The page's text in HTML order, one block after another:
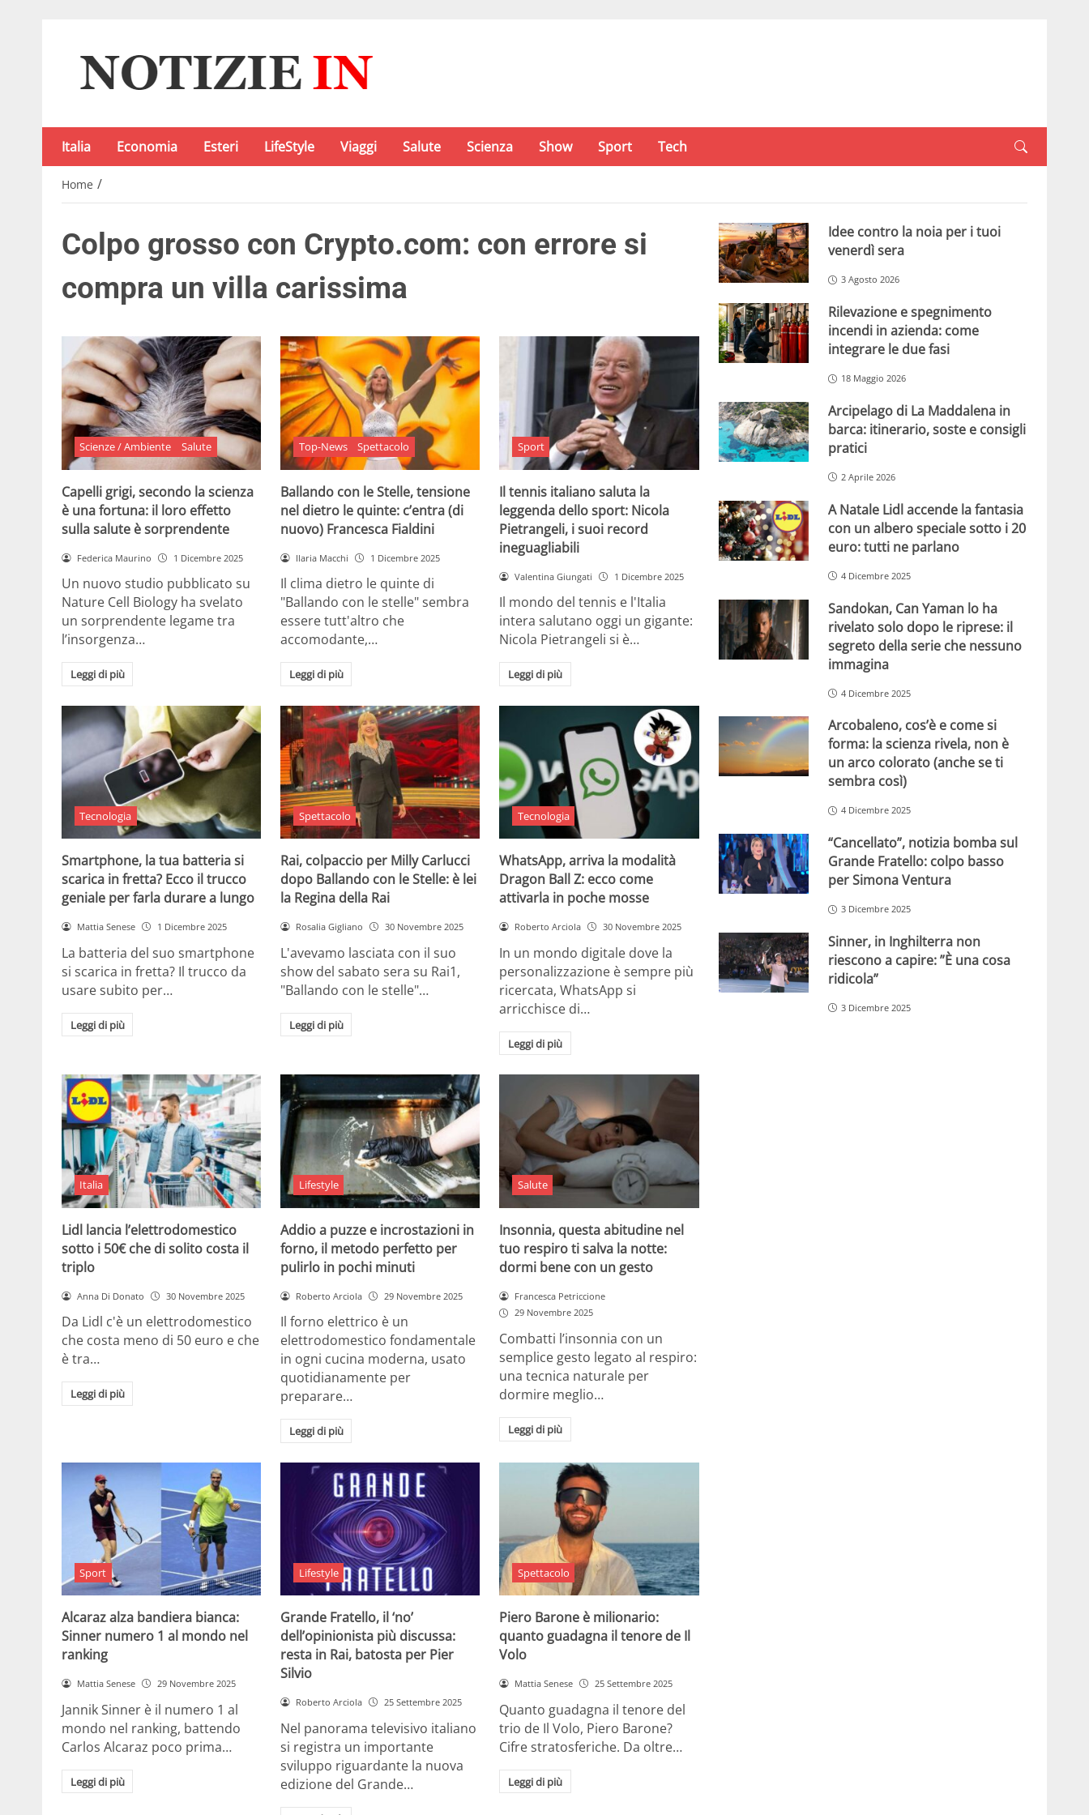
Italia Economia Esteri LifeStyle Viaggi Salute Scienza Show Sport Tech
Home /
Colpo grosso con Crypto.com: con errore si
compra un villa carissima
Scienze / Ambiente Salute
Capelli grigi, secondo la scienza
è una fortuna: il loro effetto
sulla salute è sorprendente
Federica Maurino 1 Dicembre 2025
Un nuovo studio pubblicato su
Nature Cell Biology ha svelato
un sorprendente legame tra
l’insorgenza…
Leggi di più
Top-News Spettacolo
Ballando con le Stelle, tensione
nel dietro le quinte: c’entra (di
nuovo) Francesca Fialdini
Ilaria Macchi 1 Dicembre 2025
Il clima dietro le quinte di
"Ballando con le stelle" sembra
essere tutt'altro che
accomodante,…
Leggi di più
Sport
Il tennis italiano saluta la
leggenda dello sport: Nicola
Pietrangeli, i suoi record
ineguagliabili
Valentina Giungati 1 Dicembre 2025
Il mondo del tennis e l'Italia
intera salutano oggi un gigante:
Nicola Pietrangeli si è…
Leggi di più
Tecnologia
Smartphone, la tua batteria si
scarica in fretta? Ecco il trucco
geniale per farla durare a lungo
Mattia Senese 1 Dicembre 2025
La batteria del suo smartphone
si scarica in fretta? Il trucco da
usare subito per…
Leggi di più
Spettacolo
Rai, colpaccio per Milly Carlucci
dopo Ballando con le Stelle: è lei
la Regina della Rai
Rosalia Gigliano 30 Novembre 2025
L'avevamo lasciata con il suo
show del sabato sera su Rai1,
"Ballando con le stelle"…
Leggi di più
Tecnologia
WhatsApp, arriva la modalità
Dragon Ball Z: ecco come
attivarla in poche mosse
Roberto Arciola 30 Novembre 2025
In un mondo digitale dove la
personalizzazione è sempre più
ricercata, WhatsApp si
arricchisce di…
Leggi di più
Italia
Lidl lancia l’elettrodomestico
sotto i 50€ che di solito costa il
triplo
Anna Di Donato 30 Novembre 2025
Da Lidl c'è un elettrodomestico
che costa meno di 50 euro e che
è tra…
Leggi di più
Lifestyle
Addio a puzze e incrostazioni in
forno, il metodo perfetto per
pulirlo in pochi minuti
Roberto Arciola 29 Novembre 2025
Il forno elettrico è un
elettrodomestico fondamentale
in ogni cucina moderna, usato
quotidianamente per
preparare…
Leggi di più
Salute
Insonnia, questa abitudine nel
tuo respiro ti salva la notte:
dormi bene con un gesto
Francesca Petriccione
29 Novembre 2025
Combatti l’insonnia con un
semplice gesto legato al respiro:
una tecnica naturale per
dormire meglio…
Leggi di più
Sport
Alcaraz alza bandiera bianca:
Sinner numero 1 al mondo nel
ranking
Mattia Senese 29 Novembre 2025
Jannik Sinner è il numero 1 al
mondo nel ranking, battendo
Carlos Alcaraz poco prima…
Leggi di più
Lifestyle
Grande Fratello, il ‘no’
dell’opinionista più discussa:
resta in Rai, batosta per Pier
Silvio
Roberto Arciola 25 Settembre 2025
Nel panorama televisivo italiano
si registra un importante
sviluppo riguardante la nuova
edizione del Grande…
Spettacolo
Piero Barone è milionario:
quanto guadagna il tenore de Il
Volo
Mattia Senese 25 Settembre 2025
Quanto guadagna il tenore del
trio de Il Volo, Piero Barone?
Cifre stratosferiche. Da oltre…
Leggi di più
Idee contro la noia per i tuoi
venerdì sera
3 Agosto 2026
Rilevazione e spegnimento
incendi in azienda: come
integrare le due fasi
18 Maggio 2026
Arcipelago di La Maddalena in
barca: itinerario, soste e consigli
pratici
2 Aprile 2026
A Natale Lidl accende la fantasia
con un albero speciale sotto i 20
euro: tutti ne parlano
4 Dicembre 2025
Sandokan, Can Yaman lo ha
rivelato solo dopo le riprese: il
segreto della serie che nessuno
immagina
4 Dicembre 2025
Arcobaleno, cos’è e come si
forma: la scienza rivela, non è
un arco colorato (anche se ti
sembra così)
4 Dicembre 2025
“Cancellato”, notizia bomba sul
Grande Fratello: colpo basso
per Simona Ventura
3 Dicembre 2025
Sinner, in Inghilterra non
riescono a capire: ”È una cosa
ridicola”
3 Dicembre 2025